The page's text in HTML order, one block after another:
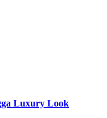
Luxury Look